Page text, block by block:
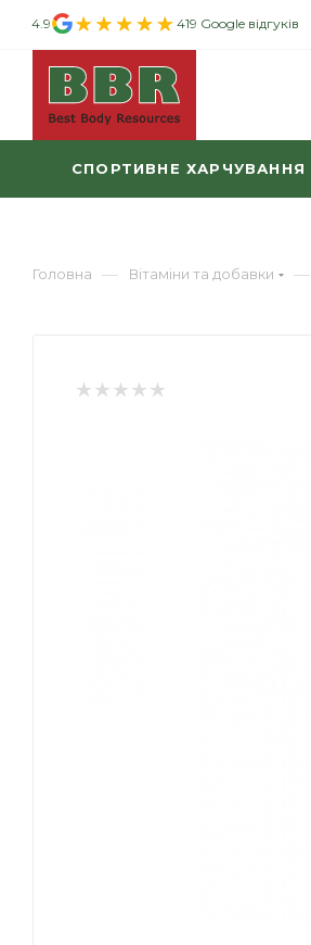
4.9 419 Google відгуків
СПОРТИВНЕ ХАРЧУВАННЯ
Головна — Вітаміни та добавки —